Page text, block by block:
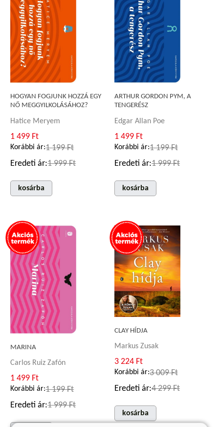
HOGYAN FOGJUNK HOZZÁ EGY
NŐ MEGGYILKOLÁSÁHOZ?
Hatice Meryem
1 499 Ft
Korábbi ár:1 199 Ft
Eredeti ár:1 999 Ft
kosárba
ARTHUR GORDON PYM, A
TENGERÉSZ
Edgar Allan Poe
1 499 Ft
Korábbi ár:1 199 Ft
Eredeti ár:1 999 Ft
kosárba
MARINA
Carlos Ruiz Zafón
1 499 Ft
Korábbi ár:1 199 Ft
Eredeti ár:1 999 Ft
CLAY HÍDJA
Markus Zusak
3 224 Ft
Korábbi ár:3 009 Ft
Eredeti ár:4 299 Ft
kosárba